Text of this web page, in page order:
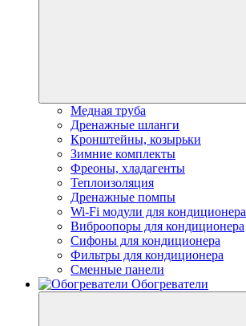
Медная труба
Дренажные шланги
Кронштейны, козырьки
Зимние комплекты
Фреоны, хладагенты
Теплоизоляция
Дренажные помпы
Wi-Fi модули для кондиционера
Виброопоры для кондиционера
Сифоны для кондиционера
Фильтры для кондиционера
Сменные панели
Обогреватели